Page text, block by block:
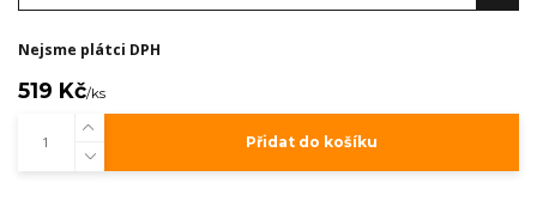
Nejsme plátci DPH
519 Kč/ks
Přidat do košíku